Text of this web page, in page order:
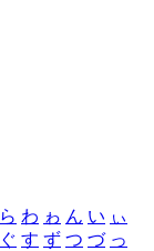
ら わ ゎ ん い ぃ
ぐ す ず つ づ っ